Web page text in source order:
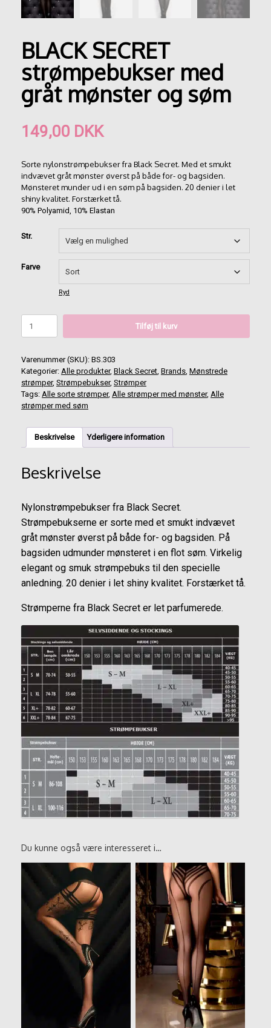
BLACK SECRET
strømpebukser med
gråt mønster og søm
149,00 DKK
Sorte nylonstrømpebukser fra Black Secret. Med et smukt
indvævet gråt mønster øverst på både for- og bagsiden.
Mønsteret munder ud i en søm på bagsiden. 20 denier i let
shiny kvalitet. Forstærket tå.
90% Polyamid, 10% Elastan
Str.
Farve
Ryd
SECRET
gråt
mønster
og
søm
antal
Tilføj til kurv
Varenummer (SKU): BS.303
Kategorier: Alle produkter, Black Secret Brands Mønstrede
strømper, Strømpebukser, Strømper
Tags: Alle sorte strømper, Alle strømper med mønster, Alle
strømper med søm
Beskrivelse Yderligere information
Beskrivelse
Nylonstrømpebukser fra Black Secret.
Strømpebukserne er sorte med et smukt indvævet
gråt mønster øverst på både for- og bagsiden. På
bagsiden udmunder mønsteret i en flot søm. Virkelig
elegant og smuk strømpebuks til den specielle
anledning. 20 denier i let shiny kvalitet. Forstærket tå.
Strømperne fra Black Secret er let parfumerede.
Du kunne også være interesseret i…